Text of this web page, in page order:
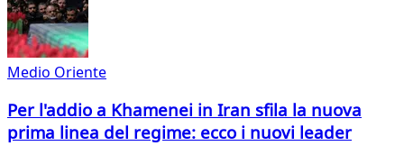
Medio Oriente
Per l'addio a Khamenei in Iran sfila la nuova
prima linea del regime: ecco i nuovi leader